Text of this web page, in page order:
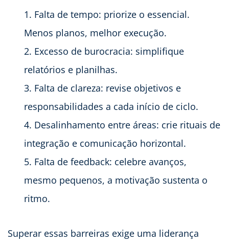
Falta de tempo: priorize o essencial.
Menos planos, melhor execução.
Excesso de burocracia: simplifique
relatórios e planilhas.
Falta de clareza: revise objetivos e
responsabilidades a cada início de ciclo.
Desalinhamento entre áreas: crie rituais de
integração e comunicação horizontal.
Falta de feedback: celebre avanços,
mesmo pequenos, a motivação sustenta o
ritmo.
Superar essas barreiras exige uma liderança